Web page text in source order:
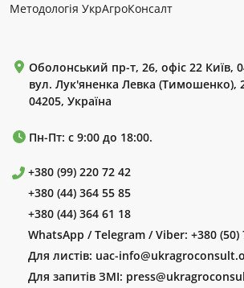
Методологія УкрАгроКонсалт
Оболонський пр-т, 26, офіс 22 Київ,
вул. Лук'яненка Левка (Тимошенко),
04205, Україна
Пн-Пт: с 9:00 до 18:00.
+380 (99) 220 72 42
+380 (44) 364 55 85
+380 (44) 364 61 18
WhatsApp / Telegram / Viber: +380 (50)
Для листів: uac-
Для запитів ЗМІ: